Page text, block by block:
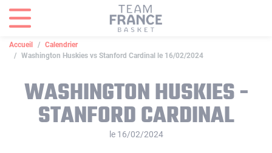
Accueil
Calendrier
Washington Huskies vs Stanford Cardinal le 16/02/2024
WASHINGTON HUSKIES -
STANFORD CARDINAL
le 16/02/2024
Panneau de gestion des cookies